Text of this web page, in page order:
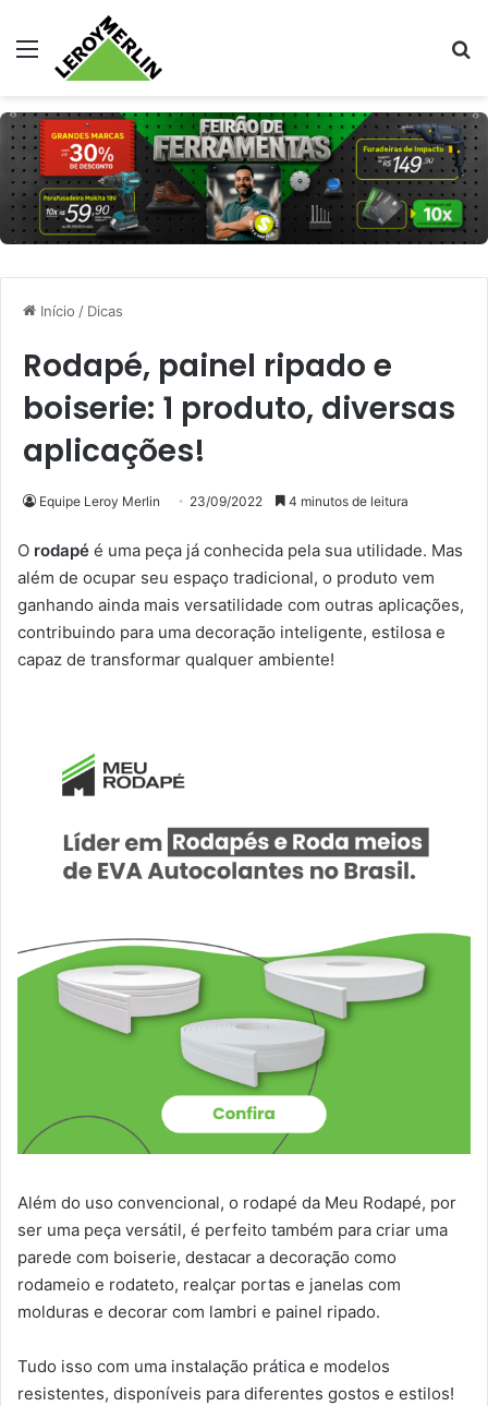
Menu
Início / Dicas
Rodapé, painel ripado e
boiserie: 1 produto, diversas
aplicações!
Equipe Leroy Merlin 23/09/2022 4 minutos de leitura
O rodapé é uma peça já conhecida pela sua utilidade. Mas
além de ocupar seu espaço tradicional, o produto vem
ganhando ainda mais versatilidade com outras aplicações,
contribuindo para uma decoração inteligente, estilosa e
capaz de transformar qualquer ambiente!
Além do uso convencional, o rodapé da Meu Rodapé, por
ser uma peça versátil, é perfeito também para criar uma
parede com boiserie, destacar a decoração como
rodameio e rodateto, realçar portas e janelas com
molduras e decorar com lambri e painel ripado.
Tudo isso com uma instalação prática e modelos
resistentes, disponíveis para diferentes gostos e estilos!